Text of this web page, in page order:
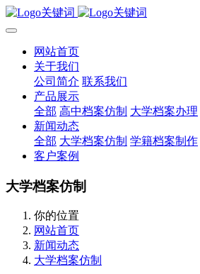
网站首页
关于我们
公司简介 联系我们
产品展示
全部 高中档案仿制 大学档案办理
新闻动态
全部 大学档案仿制 学籍档案制作
客户案例
大学档案仿制
你的位置
网站首页
新闻动态
大学档案仿制